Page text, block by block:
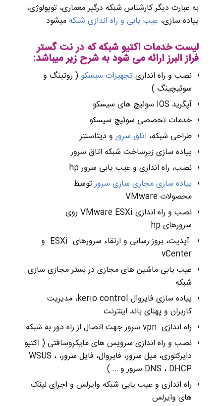
به عبارت دیگر کارشناس شبکه درگیر معماری، توپولوژی،
پیاده سازی، عیب یابی و راه اندازی شبکه میشود.
لیست خدمات اکتیو شبکه که در نت گستر
فراز البرز ارائه می شود به شرح زیر میباشد:
نصب و راه اندازیتجهیزات سیسکو ( روتینگ و
سوئیچینگ )
آپگرید IOS سوئیچ های سیسکو
خدمات تخصصی سوئیچ سیسکو
طراحی شبکه، اتاق سرورو دیتاسنتر
پیاده سازی زیرساخت شبکه اتاق سرور
نصب، راه اندازی و عیب یابی سرور hp
پیاده سازی مجازی سازی سرورتوسط
محصولاتVMware
نصب و راه اندازی VMware ESXi روی
سرورهایhp
آپدیت، بروز رسانی و ارتقاء سرورهای ESXi و
vCenter
عیب یابی ماشین های مجازی در بستر مجازی سازی
شبکه
پیاده سازی فایروال kerio control، مدیریت
کاربران و پهنای باند اینترنت
راه اندازی vpn سرور جهت اتصال از راه دور به شبکه
نصب و راه اندازی سرویس های مایکروسافتی ( اکتیو
دایرکتوری، میل سرور، فایروال، فایل سرور، WSUS ،
DNS ، DHCP سرور و … )
راه اندازی و عیب یابی شبکه وایرلس و اجرای لینک
های وایرلس